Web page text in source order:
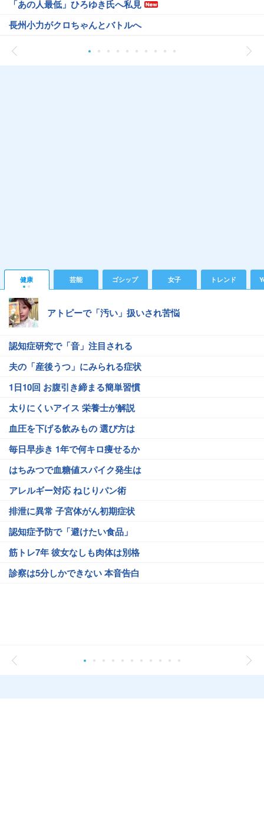
「あの人最低」ひろゆき氏へ私見
長州小力がクロちゃんとバトルへ
健康 芸能 ゴシップ 女子 トレンド
アトピーで「汚い」扱いされ苦悩
認知症研究で「音」注目される
夫の「産後うつ」にみられる症状
1日10回 お腹引き締まる簡単習慣
太りにくいアイス 栄養士が解説
血圧を下げる飲みもの 選び方は
毎日早歩き 1年で何キロ痩せるか
はちみつで血糖値スパイク発生は
アレルギー対応 ねじりパン術
排泄に異常 子宮体がん初期症状
認知症予防で「避けたい食品」
筋トレ7年 彼女なしも肉体は別格
診察は5分しかできない 本音告白